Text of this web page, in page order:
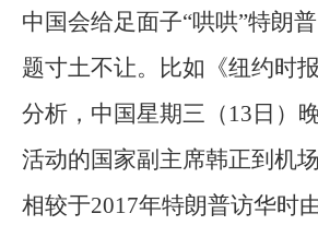
中国会给足面子“哄哄”特朗
题寸土不让。比如《纽约时
分析，中国星期三（13日）
活动的国家副主席韩正到机
相较于2017年特朗普访华时